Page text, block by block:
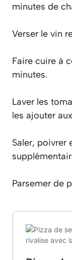
minutes de
Verser le vin
Faire cuire à
minutes.
Laver les
les ajouter
Saler, poivrer
Parsemer de